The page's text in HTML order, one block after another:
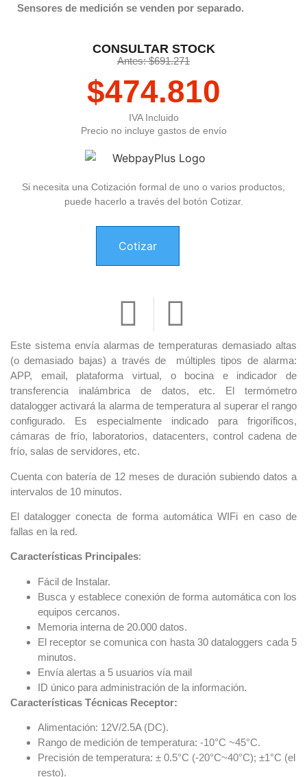
Sensores de medición se venden por separado.
CONSULTAR STOCK
Antes: $691.271
$474.810
IVA Incluido
Precio no incluye gastos de envío
Si necesita una Cotización formal de uno o varios productos,
puede hacerlo a través del botón Cotizar.
Cotizar
Este sistema envía alarmas de temperaturas demasiado altas
(o demasiado bajas) a través de múltiples tipos de alarma:
APP, email, plataforma virtual, o bocina e indicador de
transferencia inalámbrica de datos, etc. El termómetro
datalogger activará la alarma de temperatura al superar el rango
configurado. Es especialmente indicado para frigoríficos,
cámaras de frío, laboratorios, datacenters, control cadena de
frío, salas de servidores, etc.
Cuenta con batería de 12 meses de duración subiendo datos a
intervalos de 10 minutos.
El datalogger conecta de forma automática WIFi en caso de
fallas en la red.
Características Principales:
Fácil de Instalar.
Busca y establece conexión de forma automática con los
equipos cercanos.
Memoria interna de 20.000 datos.
El receptor se comunica con hasta 30 dataloggers cada 5
minutos.
Envía alertas a 5 usuarios vía mail
ID único para administración de la información.
Características Técnicas Receptor:
Alimentación: 12V/2.5A (DC).
Rango de medición de temperatura: -10°C ~45°C.
Precisión de temperatura: ± 0.5°C (-20°C~40°C); ±1°C (el
resto).